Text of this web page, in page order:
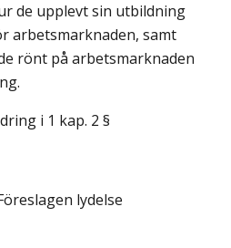
de upplevt sin utbildning
arbetsmarknaden, samt
rönt på arbetsmarknaden
i 1 kap. 2 §
lydelse